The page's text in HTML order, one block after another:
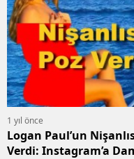
1 yıl önce
Logan Paul’un
Verdi: Instagram’a